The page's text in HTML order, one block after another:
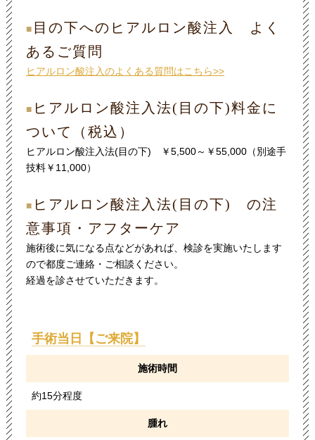
■ 目の下へのヒアルロン酸注入 よく
あるご質問
ヒアルロン酸注入のよくある質問はこちら>>
■ ヒアルロン酸注入法(目の下)料金に
ついて（税込）
ヒアルロン酸注入法(目の下) ￥5,500～￥55,000（別途手
技料￥11,000）
■ ヒアルロン酸注入法(目の下) の注
意事項・アフターケア
施術後に気になる点などがあれば、検診を実施いたします
ので都度ご連絡・ご相談ください。
経過を診させていただきます。
手術当日【ご来院】
施術時間
約15分程度
腫れ